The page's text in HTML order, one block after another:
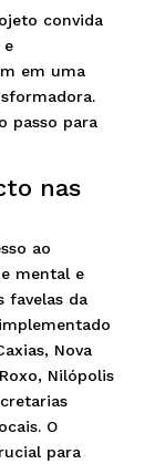
convida
e
em uma
passo para
nas
ao
mental e
favelas da
Nova
Nilópolis
O
para